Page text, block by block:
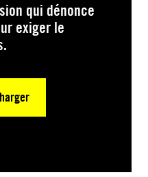
qui dénonce
exiger le